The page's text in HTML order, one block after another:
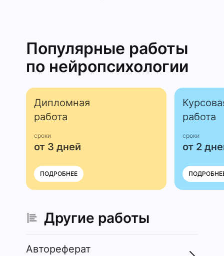
Популярные работы
по нейропсихо­логии
Дипломная
работа
сроки
от 3 дней
ПОДРОБНЕЕ
работа
сроки
от 2
Другие работы
Автореферат